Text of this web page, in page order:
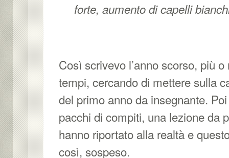
forte, aumento di capelli
Così scrivevo l’anno scorso, più
tempi, cercando di mettere sulla
del primo anno da insegnante.
pacchi di compiti, una lezione da
hanno riportato alla realtà e
così, sospeso.